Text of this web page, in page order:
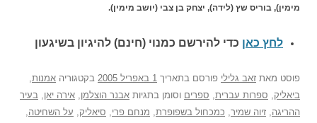
מימין), בוריס שץ (לידה), יצחק בן צבי (יושב מימין).
לחץ כאן כדי להירשם כמנוי (חינם) להיגיון בשיגעון
פוסט מאת זאב גלילי פורסם בתאריך 1 באפריל 2005 בקטגוריה אמנות,
ביאליק, ספרות עברית, ספרים וסומן בתגיות אבנר הוצלמן, אירה יאן, בעיר
ההריגה, זיוה שמיר, כמכחול בשפופרת, מנחם פרי, סיאליק, על השחיטה,